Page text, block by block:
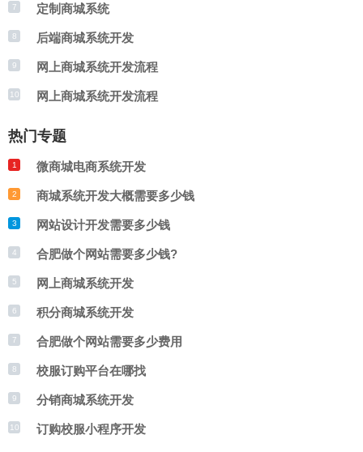
7 定制商城系统
8 后端商城系统开发
9 网上商城系统开发流程
10 网上商城系统开发流程
热门专题
1 微商城电商系统开发
2 商城系统开发大概需要多少钱
3 网站设计开发需要多少钱
4 合肥做个网站需要多少钱?
5 网上商城系统开发
6 积分商城系统开发
7 合肥做个网站需要多少费用
8 校服订购平台在哪找
9 分销商城系统开发
10 订购校服小程序开发